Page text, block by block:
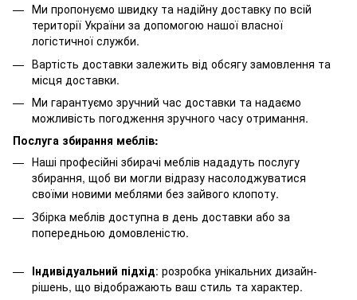
Ми пропонуємо швидку та надійну доставку по всій
території України за допомогою нашої власної
логістичної служби.
Вартість доставки залежить від обсягу замовлення та
місця доставки.
Ми гарантуємо зручний час доставки та надаємо
можливість погодження зручного часу отримання.
Послуга збирання меблів:
Наші професійні збирачі меблів нададуть послугу
збирання, щоб ви могли відразу насолоджуватися
своїми новими меблями без зайвого клопоту.
Збірка меблів доступна в день доставки або за
попередньою домовленістю.
Індивідуальний підхід: розробка унікальних дизайн-
рішень, що відображають ваш стиль та характер.